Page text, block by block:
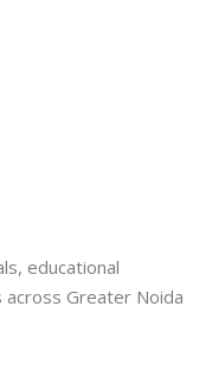
educational
Greater Noida